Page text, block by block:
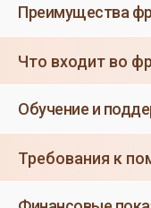
Преимущества
Что входит во
Обучение и
Требования к